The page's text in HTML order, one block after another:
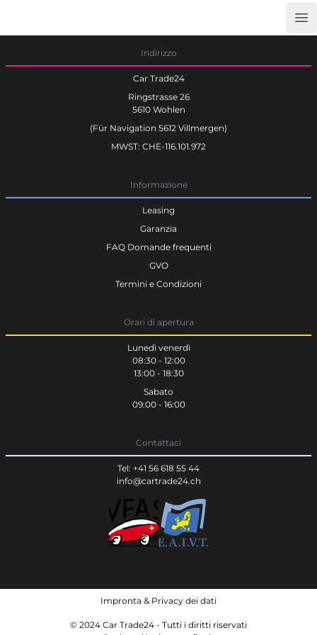
Indirizzo
Car Trade24
Ringstrasse 26
5610 Wohlen
(Für Navigation 5612 Villmergen)
MWST: CHE-116.101.972
Informazione
Leasing
Garanzia
FAQ Domande frequenti
GVO
Termini e Condizioni
Orari di apertura
Lunedì venerdì
08:30 - 12:00
13:00 - 18:30
Sabato
09:00 - 16:00
Contattaci
Tel: +41 56 618 55 44
info@cartrade24.ch
Impronta & Privacy dei dati
© 2024 Car Trade24 - Tutti i diritti riservati